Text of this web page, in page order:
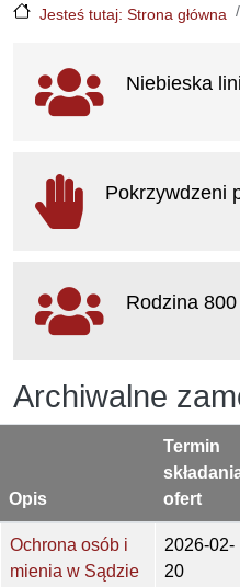
Jesteś tutaj: Strona główna
Archiwalne
Opis
Termin
ofert
Ochrona osób i
mienia w Sądzie
2026-02-
20
Ważne linki
Niebieska
Pokrzywdzeni
Rodzina